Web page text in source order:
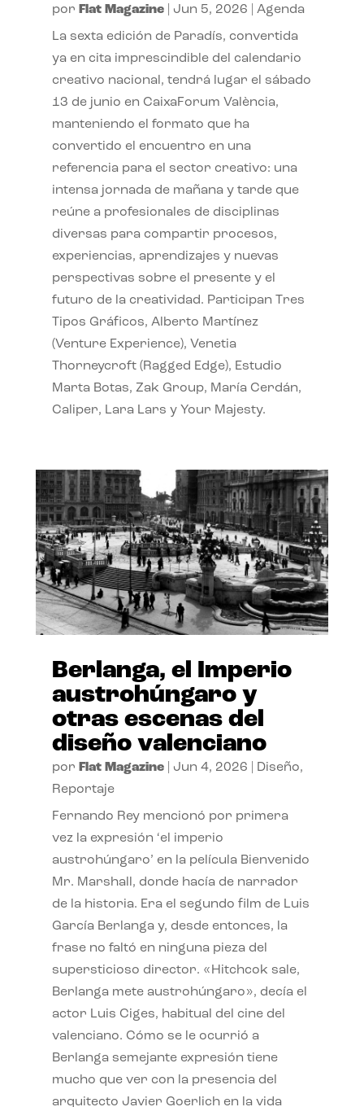
por Flat Magazine| Jun 5, 2026 Agenda
La sexta edición de Paradís, convertida
ya en cita imprescindible del calendario
creativo nacional, tendrá lugar el sábado
13 de junio en CaixaForum València,
manteniendo el formato que ha
convertido el encuentro en una
referencia para el sector creativo: una
intensa jornada de mañana y tarde que
reúne a profesionales de disciplinas
diversas para compartir procesos,
experiencias, aprendizajes y nuevas
perspectivas sobre el presente y el
futuro de la creatividad. Participan Tres
Tipos Gráficos, Alberto Martínez
(Venture Experience), Venetia
Thorneycroft (Ragged Edge), Estudio
Marta Botas, Zak Group, María Cerdán,
Caliper, Lara Lars y Your Majesty.
Berlanga, el Imperio
austrohúngaro y
otras escenas del
diseño valenciano
por Flat Magazine| Jun 4, 2026 Diseño,
Reportaje
Fernando Rey mencionó por primera
vez la expresión ‘el imperio
austrohúngaro’ en la película Bienvenido
Mr. Marshall, donde hacía de narrador
de la historia. Era el segundo film de Luis
García Berlanga y, desde entonces, la
frase no faltó en ninguna pieza del
supersticioso director. «Hitchcok sale,
Berlanga mete austrohúngaro», decía el
actor Luis Ciges, habitual del cine del
valenciano. Cómo se le ocurrió a
Berlanga semejante expresión tiene
mucho que ver con la presencia del
arquitecto Javier Goerlich en la vida